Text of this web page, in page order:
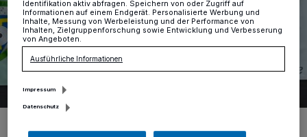
Kuhlenschmidt, beim Jubiläumsempfang.
Identifikation aktiv abfragen. Speichern von oder Zugriff auf
Informationen auf einem Endgerät. Personalisierte Werbung und
Inhalte, Messung von Werbeleistung und der Performance von
Inhalten, Zielgruppenforschung sowie Entwicklung und Verbesserung
von Angeboten.
Ausführliche Informationen
Impressum
Datenschutz